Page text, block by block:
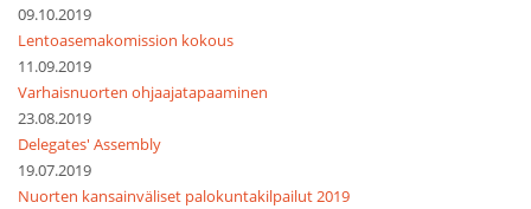
09.10.2019
Lentoasemakomission kokous
11.09.2019
Varhaisnuorten ohjaajatapaaminen
23.08.2019
Delegates' Assembly
19.07.2019
Nuorten kansainväliset palokuntakilpailut 2019